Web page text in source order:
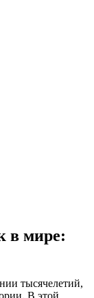
в мире:
тысячелетий,
В этой